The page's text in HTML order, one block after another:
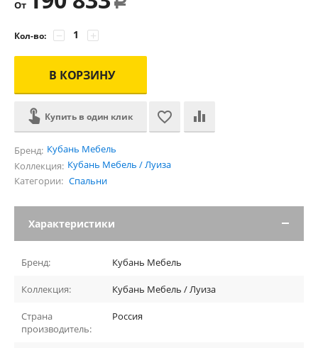
От
Кол-во: +
−
В КОРЗИНУ
Купить в один клик
Бренд: Кубань Мебель
Коллекция: Кубань Мебель / Луиза
Категории: Спальни
Характеристики
Бренд: Кубань Мебель
Коллекция: Кубань Мебель / Луиза
Страна
производитель:
Россия